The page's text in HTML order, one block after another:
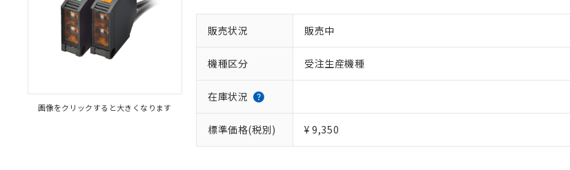
画像をクリックすると大きくなります
販売状況 販売中
機種区分 受注生産機種
在庫状況
標準価格(税別) ¥ 9,350